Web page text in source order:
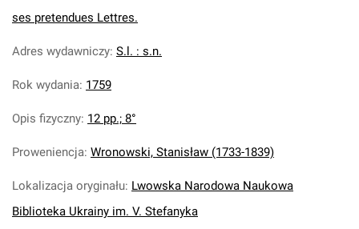
ses pretendues Lettres.
Adres wydawniczy: S.l. : s.n.
Rok wydania: 1759
Opis fizyczny: 12 pp.; 8°
Proweniencja: Wronowski, Stanisław (1733-1839)
Lokalizacja oryginału: Lwowska Narodowa Naukowa
Biblioteka Ukrainy im. V. Stefanyka